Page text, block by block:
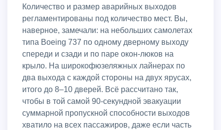
Количество и размер аварийных выходов
регламентированы под количество мест. Вы,
наверное, замечали: на небольших самолетах
типа Boeing 737 по одному дверному выходу
спереди и сзади и по паре окон-люков на
крыло. На широкофюзеляжных лайнерах по
два выхода с каждой стороны на двух ярусах,
итого до 8–10 дверей. Всё рассчитано так,
чтобы в той самой 90-секундной эвакуации
суммарной пропускной способности выходов
хватило на всех пассажиров, даже если часть